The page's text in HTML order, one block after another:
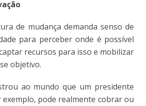
de mudança demanda senso de
para perceber onde é possível
recursos para isso e mobilizar
objetivo.
ao mundo que um presidente
pode realmente cobrar ou